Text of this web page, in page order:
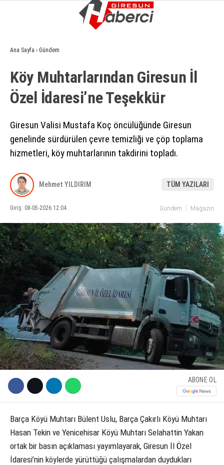
WhatsApp İhbar Hattı
Facebook
Instagram
Youtube
GÜNDEM
EKONOMI
SIYASET
ASAYIŞ
YAŞAM
SAĞLIK
KÜLTÜR SANAT
SERVISLER
Ana Sayfa › Gündem
Köy Muhtarlarından Giresun İl
Özel İdaresi’ne Teşekkür
Giresun Valisi Mustafa Koç öncülüğünde Giresun
genelinde sürdürülen çevre temizliği ve çöp toplama
hizmetleri, köy muhtarlarının takdirini topladı.
Mehmet YILDIRIM TÜM YAZILARI
Giriş: 08-05-2026 12:04 Gündem Magazin
ABONE OL
Barça Köyü Muhtarı Bülent Uslu, Barça Çakırlı Köyü Muhtarı
Hasan Tekin ve Yenicehisar Köyü Muhtarı Selahattin Yakan
ortak bir basın açıklaması yayımlayarak, Giresun İl Özel
İdaresi’nin köylerde yürüttüğü çalışmalardan duydukları